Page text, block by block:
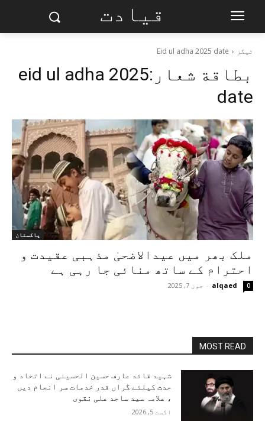
قیادت
ٹیگز Eid ul adha 2025 date
بطاقة شعار:eid ul adha 2025
date
پاکستان
ملک بھر میں عیدالاضحیٰ مذہبی عقیدت و
احترام کے ساتھ منائی جا رہی ہے
alqaed
- جون 7, 2025 0
MOST READ
شہید قائد عارف حسین الحسینی نے اتحاد و
حدت کیلئے گراں قدر خدمات سر انجام دیں
، علامہ سید ساجد علی نقوی
اگست 5, 2026